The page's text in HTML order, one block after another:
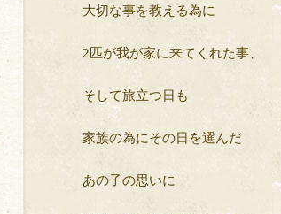
大切な事を教える為に
2匹が我が家に来てくれた事、
そして旅立つ日も
家族の為にその日を選んだ
あの子の思いに